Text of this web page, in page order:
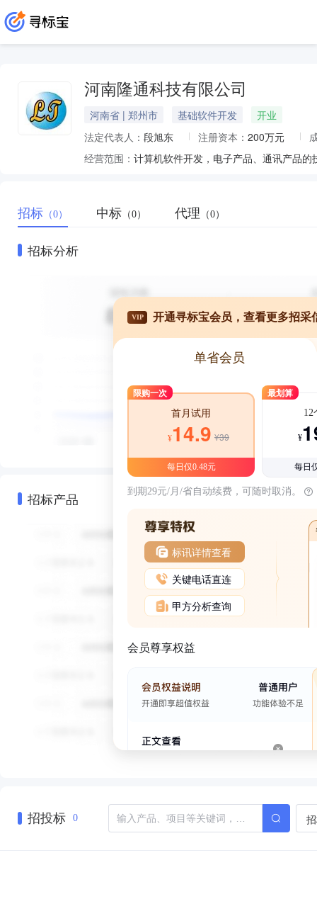
河南隆通科技有限公司
河南省 | 郑州市 基础软件开发
开业
法定代表人： 段旭东 注册资本： 200万元
经营范围：
招标 （0） 中标 （0） 代理 （0）
招标分析
招标产品
VIP 开通寻标宝会员，查看更多招采
单省会员
限购一次
首月试用
¥14.9 ¥39
每日仅0.48元
最划算
12
¥
每日
到期29元/月/省自动续费，可随时取消。
标讯详情查看
关键电话直连
甲方分析查询
会员尊享权益
招投标 0